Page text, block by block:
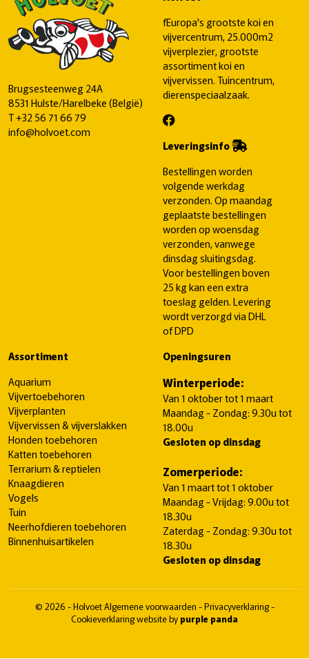
Brugsesteenweg 24A
8531 Hulste/Harelbeke (België)
T+32 56 71 66 79
info@holvoet.com
fEuropa's grootste koi en
vijvercentrum, 25.000m2
vijverplezier, grootste
assortiment koi en
vijvervissen. Tuincentrum,
dierenspeciaalzaak.
Leveringsinfo
Bestellingen worden
volgende werkdag
verzonden. Op maandag
geplaatste bestellingen
worden op woensdag
verzonden, vanwege
dinsdag sluitingsdag.
Voor bestellingen boven
25 kg kan een extra
toeslag gelden. Levering
wordt verzorgd via DHL
of DPD
Assortiment
Aquarium
Vijvertoebehoren
Vijverplanten
Vijvervissen & vijverslakken
Honden toebehoren
Katten toebehoren
Terrarium & reptielen
Knaagdieren
Vogels
Tuin
Neerhofdieren toebehoren
Binnenhuisartikelen
Openingsuren
Winterperiode:
Van 1 oktober tot 1 maart
Maandag - Zondag: 9.30u tot
18.00u
Gesloten op dinsdag
Zomerperiode:
Van 1 maart tot 1 oktober
Maandag - Vrijdag: 9.00u tot
18.30u
Zaterdag - Zondag: 9.30u tot
18.30u
Gesloten op dinsdag
© 2026 - HolvoetAlgemene voorwaarden -Privacyverklaring-
Cookieverklaringwebsite by purple panda